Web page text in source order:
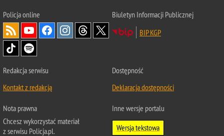
Policjaonline
Biuletyn Informacji Publicznej
BIP KGP
Redakcja serwisu
Kontakt z redakcją
Dostępność
Deklaracja dostępności
Nota prawna
Chcesz wykorzystać materiał
z serwisu Policja.pl.
Inne wersje portalu
Wersja tekstowa